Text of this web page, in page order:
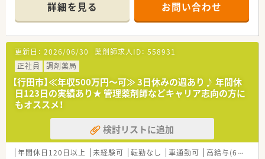
・・＊こんな企業です＊・・
■渋谷区恵比寿に本社を構えておりますが、埼玉県を中心に事業
展開している会社です。
■美容と健康に関する高品質の製品とサービスを、医療の立場か
ら提供していくことを目指す会社です。
■調剤薬局の運営以外の事業（ドクターのコンサルティング業務
など）も展開しており、非常に安定した経営を続けております。
■処方箋の調剤だけでなく、一般薬のカウンセリング販売や健康
相談も行うことで「健康維持」のサポートに取り組んでいます。
■年功序列ではなく、社員1人ひとりの努力や実績を評価してい
ます。高いモチベーションを保ちながら働ける環境です。
■埼玉県をメインに店舗展開しており、転勤の心配はございませ
ん。
■旧態依然ではなく、時代に則した形に順応すべく、常に変化を
詳細を見る お問い合わせ
更新日： 2026/06/30 薬剤師求人ID： 558931
正社員
調剤薬局
【行田市】≪年収500万円～可≫ 3日休みの週あり♪ 年間休
日123日の実績あり★ 管理薬剤師などキャリア志向の方に
もオススメ！
検討リストに追加
年間休日120日以上 未経験可 転勤なし 車通勤可 高給与(600万円以上)